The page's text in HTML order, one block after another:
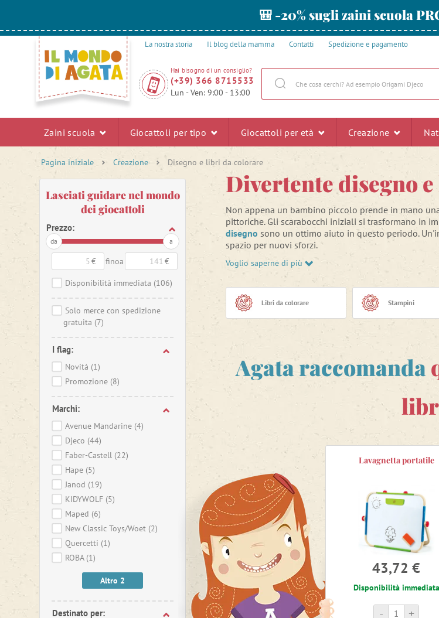
🎒 -20% sugli zaini scuola
La nostra storia Il blog della mamma Contatti Spedizione e pagamento
Hai bisogno di un consiglio?
(+39) 366 8715533
Lun - Ven: 9:00 - 13:00
Zaini scuola Giocattoli per tipo Giocattoli per età Creazione
Pagina iniziale Creazione Disegno e libri da colorare
Lasciati guidare nel mondo
dei giocattoli
Prezzo:
da a
€ finoa €
Disponibilità immediata (106)
Solo merce con spedizione
gratuita (7)
I flag:
Novità (1)
Promozione (8)
Marchi:
Avenue Mandarine (4)
Djeco (44)
Faber-Castell (22)
Hape (5)
Janod (19)
KIDYWOLF (5)
Maped (6)
New Classic Toys/Woet (2)
Quercetti (1)
ROBA (1)
Altro 2
Destinato per:
Divertente disegno
Non appena un bambino piccolo prende in mano
pittoriche. Gli scarabocchi iniziali si trasformano in
disegno sono un ottimo aiuto in questo periodo.
spazio per nuovi sforzi.
Se non ti viene a mente che cosa dipingere, prendi
di creatività e divertimento se avessimo preparato
rilassare bambini e adulti, hanno
effetti tridimensionali
possono essere utilizzati come
maschere di carnevale
piacciono a te?
Voglio saperne di più
Libri da colorare Stampini
Agata raccomanda
Lavagnetta portatile
43,72 €
Disponibilità immediata
+
-